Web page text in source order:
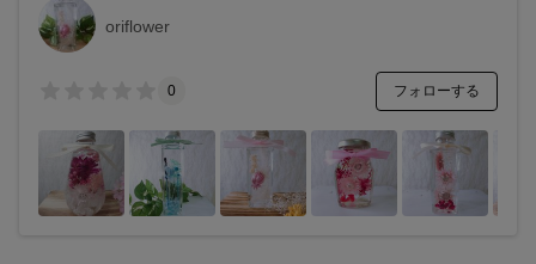
oriflower
0 フォローする